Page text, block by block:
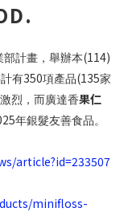
計畫，舉辦本(114)
有350項產品(135家
激烈，而廣達香果仁
年銀髮友善食品。
article?id=233507
minifloss-